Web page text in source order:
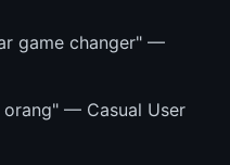
game changer" —
orang" — Casual User